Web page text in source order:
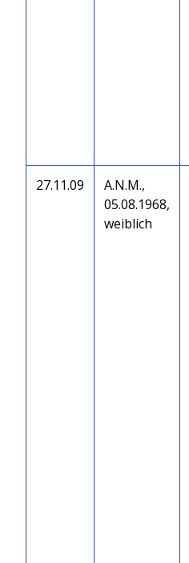
27.11.09
A.N.M.,
05.08.1968,
weiblich